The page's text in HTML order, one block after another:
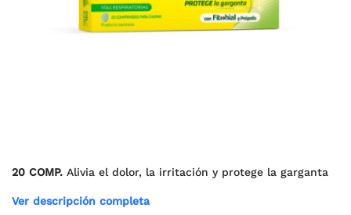
20 COMP. Alivia el dolor, la irritación y protege la garganta
Ver descripción completa